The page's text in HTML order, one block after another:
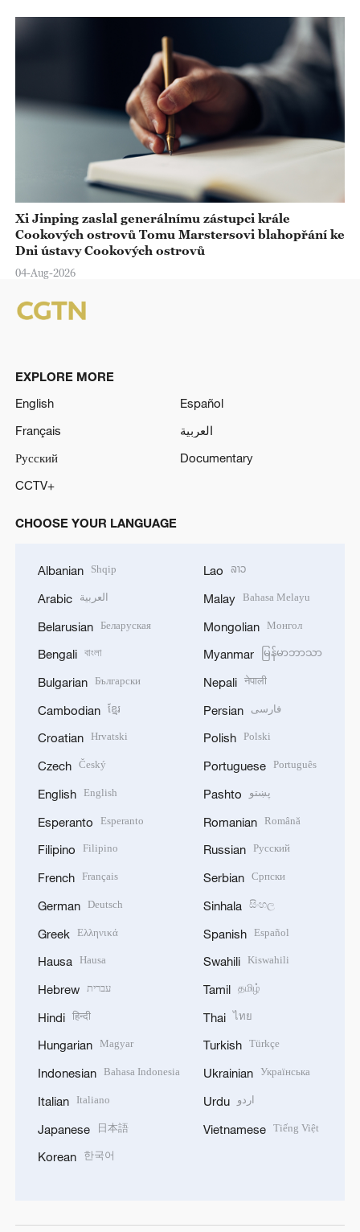
Xi Jinping zaslal generálnímu zástupci krále
Cookových ostrovů Tomu Marstersovi blahopřání ke
Dni ústavy Cookových ostrovů
04-Aug-2026
EXPLORE MORE
English
Español
Français
العربية
Русский
Documentary
CCTV+
CHOOSE YOUR LANGUAGE
Albanian Shqip
Arabic العربية
Belarusian Беларуская
Bengali বাংলা
Bulgarian Български
Cambodian ខ្មែរ
Croatian Hrvatski
Czech Český
English English
Esperanto Esperanto
Filipino Filipino
French Français
German Deutsch
Greek Ελληνικά
Hausa Hausa
Hebrew עברית
Hindi हिन्दी
Hungarian Magyar
Indonesian Bahasa Indonesia
Italian Italiano
Japanese 日本語
Korean 한국어
Lao ລາວ
Malay Bahasa Melayu
Mongolian Монгол
Myanmar မြန်မာဘာသာ
Nepali नेपाली
Persian فارسی
Polish Polski
Portuguese Português
Pashto پښتو
Romanian Română
Russian Русский
Serbian Српски
Sinhala සිංහල
Spanish Español
Swahili Kiswahili
Tamil தமிழ்
Thai ไทย
Turkish Türkçe
Ukrainian Українська
Urdu اردو
Vietnamese Tiếng Việt